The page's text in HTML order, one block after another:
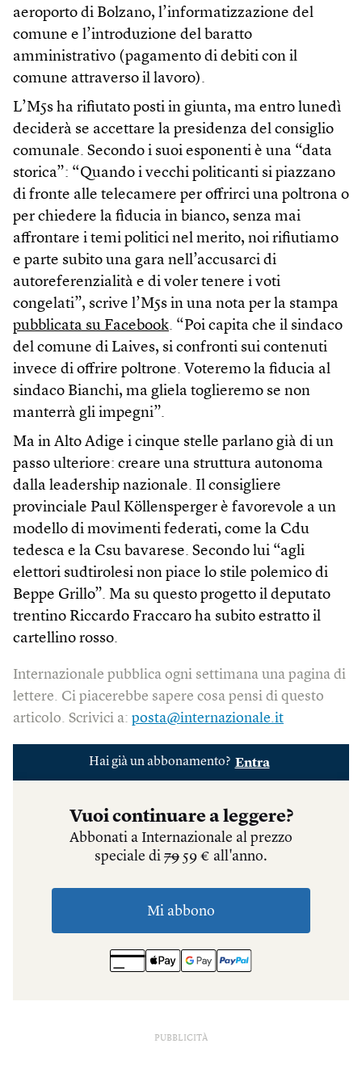
aeroporto di Bolzano, l’informatizzazione del
comune e l’introduzione del baratto
amministrativo (pagamento di debiti con il
comune attraverso il lavoro).
L’M5s ha rifiutato posti in giunta, ma entro lunedì
deciderà se accettare la presidenza del consiglio
comunale. Secondo i suoi esponenti è una “data
storica”: “Quando i vecchi politicanti si piazzano
di fronte alle telecamere per offrirci una poltrona o
per chiedere la fiducia in bianco, senza mai
affrontare i temi politici nel merito, noi rifiutiamo
e parte subito una gara nell’accusarci di
autoreferenzialità e di voler tenere i voti
congelati”, scrive l’M5s in una nota per la stampa
pubblicata su Facebook. “Poi capita che il sindaco
del comune di Laives, si confronti sui contenuti
invece di offrire poltrone. Voteremo la fiducia al
sindaco Bianchi, ma gliela toglieremo se non
manterrà gli impegni”.
Ma in Alto Adige i cinque stelle parlano già di un
passo ulteriore: creare una struttura autonoma
dalla leadership nazionale. Il consigliere
provinciale Paul Köllensperger è favorevole a un
modello di movimenti federati, come la Cdu
tedesca e la Csu bavarese. Secondo lui “agli
elettori sudtirolesi non piace lo stile polemico di
Beppe Grillo”. Ma su questo progetto il deputato
trentino Riccardo Fraccaro ha subito estratto il
cartellino rosso.
Internazionale pubblica ogni settimana una pagina di
lettere. Ci piacerebbe sapere cosa pensi di questo
articolo. Scrivici a: posta@internazionale.it
PUBBLICITÀ